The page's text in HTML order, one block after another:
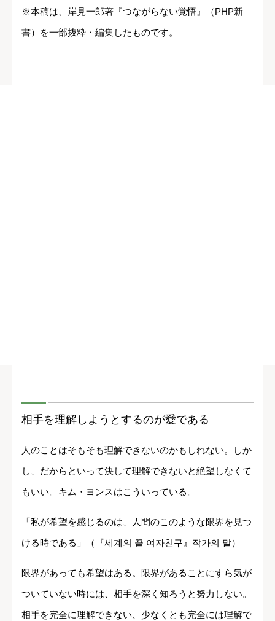
※本稿は、岸見一郎著『つながらない覚悟』（PHP新
書）を一部抜粋・編集したものです。
相手を理解しようとするのが愛である
人のことはそもそも理解できないのかもしれない。しか
し、だからといって決して理解できないと絶望しなくて
もいい。キム・ヨンスはこういっている。
「私が希望を感じるのは、人間のこのような限界を見つ
ける時である」（『세계의 끝 여자친구』작가의 말）
限界があっても希望はある。限界があることにすら気が
ついていない時には、相手を深く知ろうと努力しない。
相手を完全に理解できない、少なくとも完全には理解で